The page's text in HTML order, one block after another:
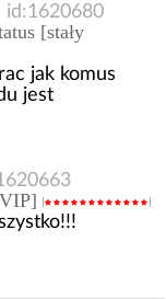
id:1620680
[stały
jak komus
jest